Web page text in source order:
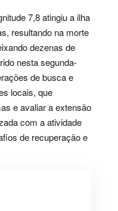
7,8 atingiu a ilha
resultando na morte
dezenas de
nesta segunda-
de busca e
locais, que
e avaliar a extensão
com a atividade
de recuperação e